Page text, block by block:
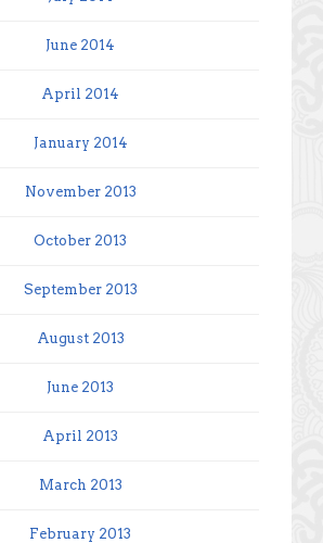
June 2014
April 2014
January 2014
November 2013
October 2013
September 2013
August 2013
June 2013
April 2013
March 2013
February 2013